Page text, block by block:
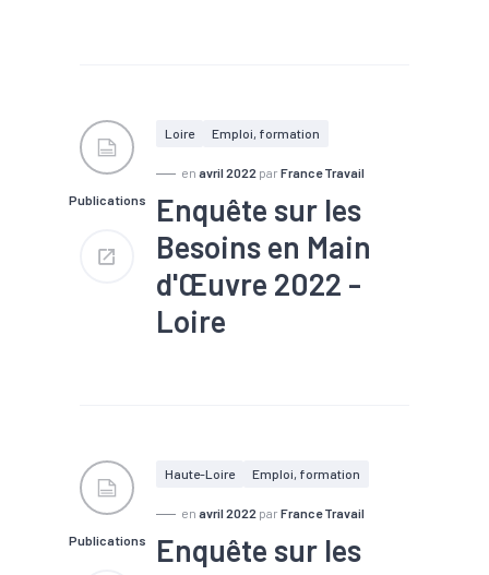
d'oeuvre
#Marché du
#Recrutement
Nombre de projets : 51 400
Part de projets difficiles : 63
%
Part de saisonniers : 23 %
Part des établissements
Publications
Loire Emploi, formation
en avril 2022 par France Travail
Enquête sur les
Besoins en Main
d'Œuvre 2022 -
Loire
d'oeuvre
#Marché du
#Recrutement
Nombre de projets : 24 500
Part de projets difficiles : 63
Publications
Haute-Loire Emploi, formation
en avril 2022 par France Travail
Enquête sur les